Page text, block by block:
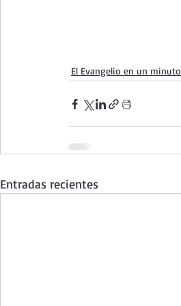
El Evangelio en un minuto
Entradas recientes